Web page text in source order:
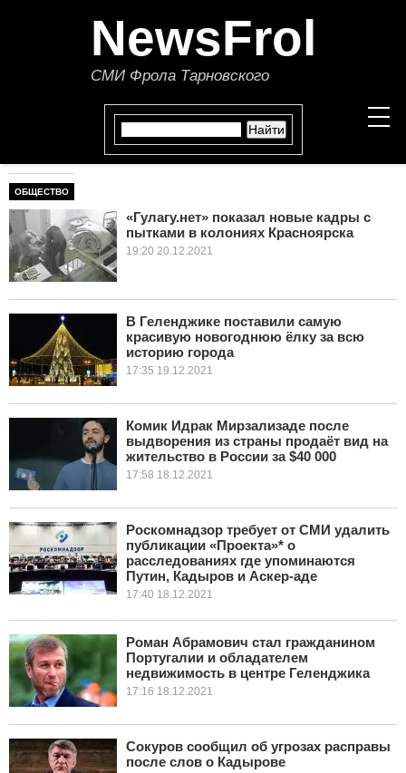
NewsFrol
СМИ Фрола Тарновского
СТАТЬИ
ЭКОНОМИКА
В МИРЕ
ОБЩЕСТВО
КУЛЬТУРА
НАУКА
ШОУ-БИЗНЕС
ЭГОИЗМ
БЛОГ
ОБЩЕСТВО
«Гулагу.нет» показал новые кадры с
пытками в колониях Красноярска
19:20 20.12.2021
В Геленджике поставили самую
красивую новогоднюю ёлку за всю
историю города
17:35 19.12.2021
Комик Идрак Мирзализаде после
выдворения из страны продаёт вид на
жительство в России за $40 000
17:58 18.12.2021
Роскомнадзор требует от СМИ удалить
публикации «Проекта»* о
расследованиях где упоминаются
Путин, Кадыров и Аскер-аде
17:40 18.12.2021
Роман Абрамович стал гражданином
Португалии и обладателем
недвижимость в центре Геленджика
17:16 18.12.2021
Сокуров сообщил об угрозах расправы
после слов о Кадырове